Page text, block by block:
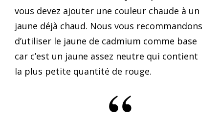
vous devez ajouter une couleur chaude à un
jaune déjà chaud. Nous vous recommandons
d’utiliser le jaune de cadmium comme base
car c’est un jaune assez neutre qui contient
la plus petite quantité de rouge.